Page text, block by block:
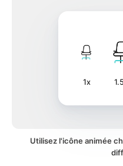
1x
Utilisez l'icône animée